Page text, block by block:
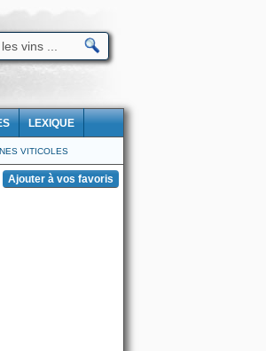
LEXIQUE
VITICOLES